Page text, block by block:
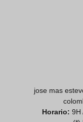
jose mas
Horario: 9H